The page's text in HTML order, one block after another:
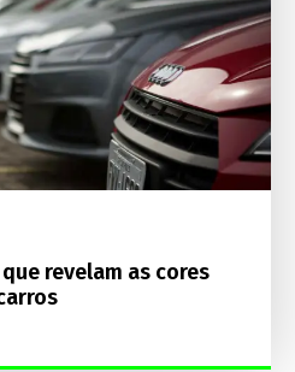
revelam as cores